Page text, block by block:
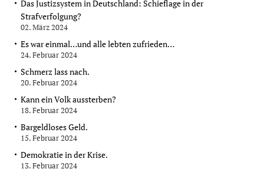
Das Justizsystem in Deutschland: Schieflage in der
Strafverfolgung?
02. März 2024
Es war einmal…und alle lebten zufrieden…
24. Februar 2024
Schmerz lass nach.
20. Februar 2024
Kann ein Volk aussterben?
18. Februar 2024
Bargeldloses Geld.
15. Februar 2024
Demokratie in der Krise.
13. Februar 2024